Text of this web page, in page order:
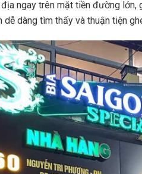
ngay trên mặt tiền đường
dàng tìm thấy và thuận tiện